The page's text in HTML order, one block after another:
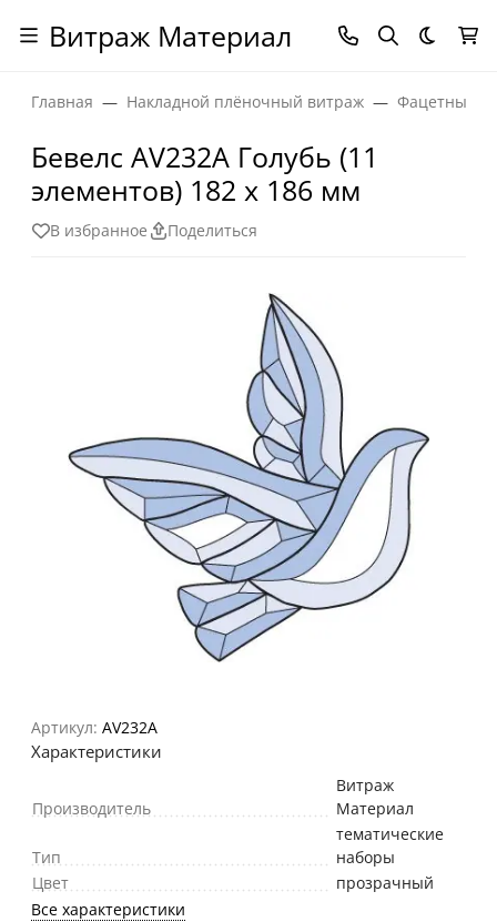
Витраж Материал Темная
Главная Накладной плёночный витраж Фацетные
Бевелс AV232A Голубь (11
элементов) 182 х 186 мм
В избранное Поделиться
Артикул: AV232A
Характеристики
Производитель
Витраж
Материал
Тип
тематические
наборы
Цвет
прозрачный
Все характеристики